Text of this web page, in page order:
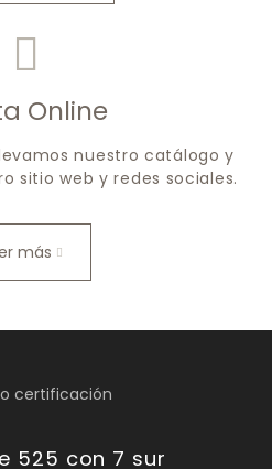
Online
nuestro catálogo y
sitio web y redes sociales.
más
525 con 7 sur